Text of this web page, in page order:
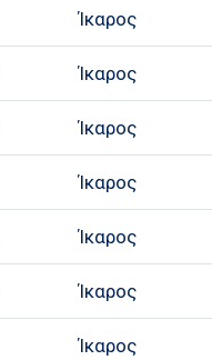
Ίκαρος
Ίκαρος
Ίκαρος
Ίκαρος
Ίκαρος
Ίκαρος
Ίκαρος